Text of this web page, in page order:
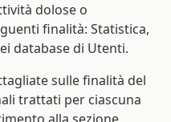
dolose o
finalità: Statistica,
database di Utenti.
sulle finalità del
trattati per ciascuna